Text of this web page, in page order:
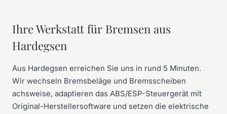
Ihre Werkstatt für Bremsen aus
Hardegsen
Aus Hardegsen erreichen Sie uns in rund 5 Minuten.
Wir wechseln Bremsbeläge und Bremsscheiben
achsweise, adaptieren das ABS/ESP-Steuergerät mit
Original-Herstellersoftware und setzen die elektrische